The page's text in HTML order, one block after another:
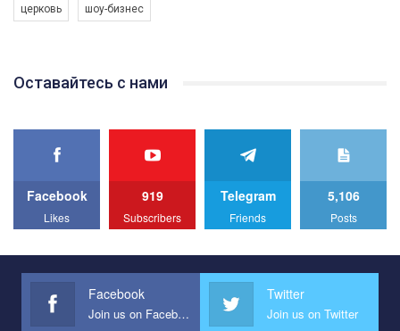
Якщо ти хочеш підтримати нас - просто натисни "лайк" під
best video, representing programme for the development of
We appeal to your support and ask to help us implement our plan
All you have to do is to press "Like" below the video.
Эмоционально сильный ролик от команды "Гей-альянс
представляющий программу развития организации.
Мы просим вас поддержать нас и помочь нам реализовать
церковь шоу-бизнес
Оставайтесь с нами
Facebook
Likes
919
Subscribers
Telegram
Friends
5,106
Posts
Facebook
Join us on Facebook
Twitter
Join us on Twitter